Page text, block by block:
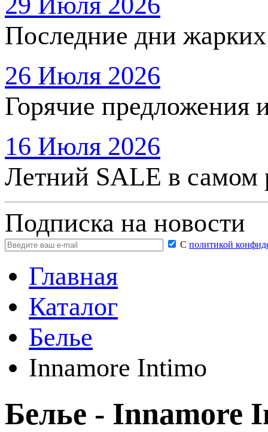
Последние дни
26 Июля 2026
Горячие предложения
16 Июля 2026
Летний SALE в самом
Подписка на новости
С политикой
Главная
Каталог
Белье
Innamore Intimo
Белье - Innamore